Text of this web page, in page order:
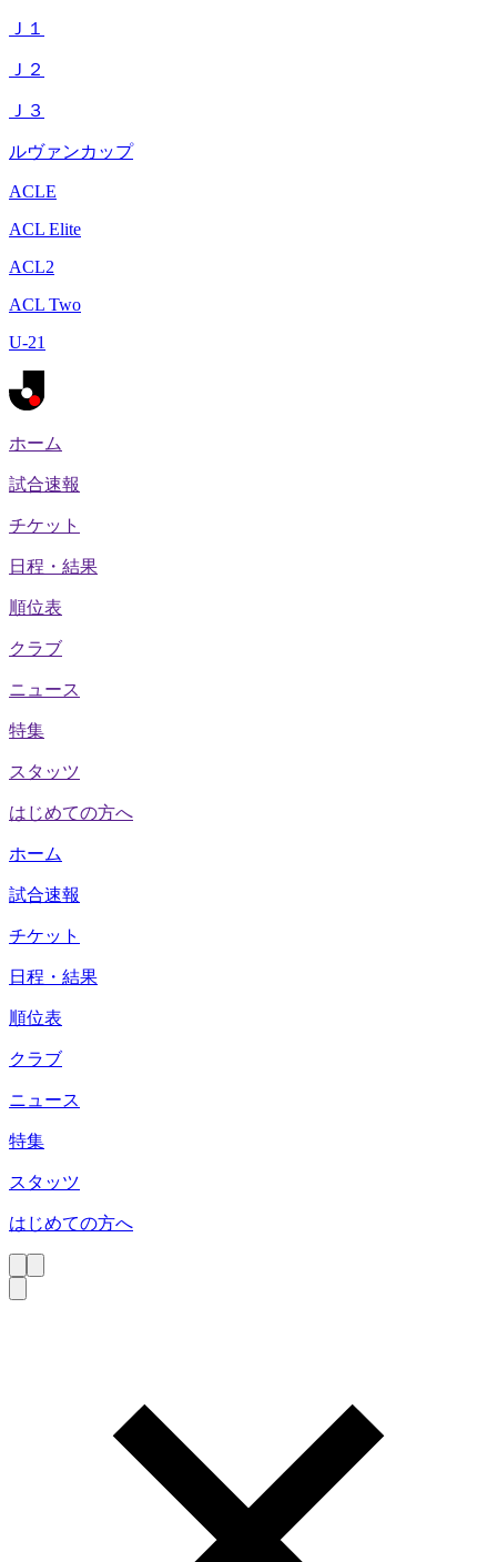
Ｊ１
Ｊ２
Ｊ３
ルヴァンカップ
ACLE
ACL Elite
ACL2
ACL Two
U-21
ホーム
試合速報
チケット
日程・結果
順位表
クラブ
ニュース
特集
スタッツ
はじめての方へ
ホーム
試合速報
チケット
日程・結果
順位表
クラブ
ニュース
特集
スタッツ
はじめての方へ